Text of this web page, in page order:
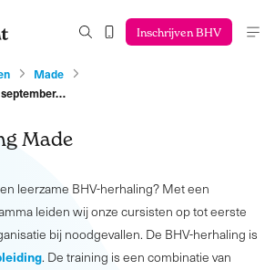
Inschrijven BHV
Made
september…
Made
leerzame BHV-herhaling? Met een
leiden wij onze cursisten op tot eerste
bij noodgevallen. De BHV-herhaling is
. De training is een combinatie van